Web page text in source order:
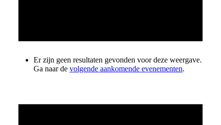
Er zijn geen resultaten gevonden voor deze weergave.
Ga naar de volgende aankomende evenementen.